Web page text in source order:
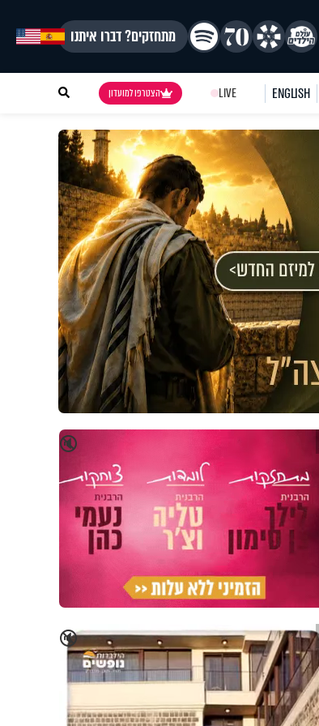
מתחזקים? דברו איתנו
ENGLISH
LIVE הצטרפו למועדון
🔇
🔇